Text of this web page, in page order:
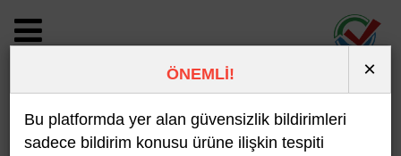
BİLDİRİM DETAYI
ÖNEMLİ! ×
Bu platformda yer alan güvensizlik bildirimleri
sadece bildirim konusu ürüne ilişkin tespiti